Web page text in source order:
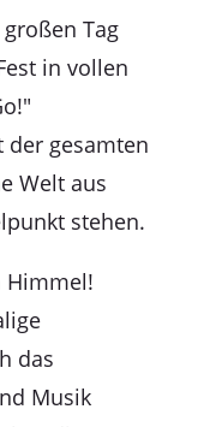
Tag
in vollen
der gesamten
Welt aus
stehen.
Himmel!
das
Musik